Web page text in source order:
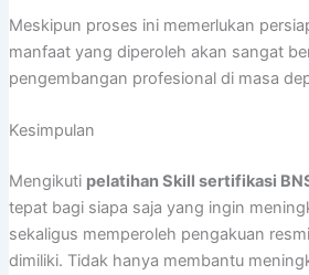
Meskipun proses ini memerlukan
manfaat yang diperoleh akan sangat
pengembangan profesional di masa
Kesimpulan
Mengikuti pelatihan Skill sertifikasi
tepat bagi siapa saja yang ingin
sekaligus memperoleh pengakuan
dimiliki. Tidak hanya membantu